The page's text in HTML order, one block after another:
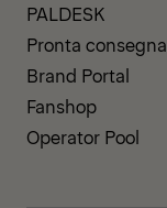
PALDESK
Pronta consegna
Brand Portal
Fanshop
Operator Pool